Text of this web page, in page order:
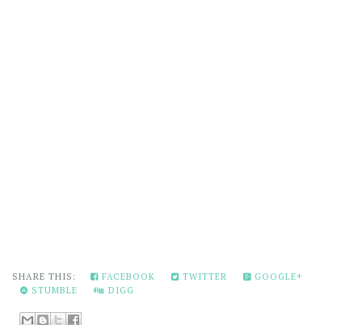
SHARE THIS: FACEBOOK TWITTER
GOOGLE+
STUMBLE
DIGG